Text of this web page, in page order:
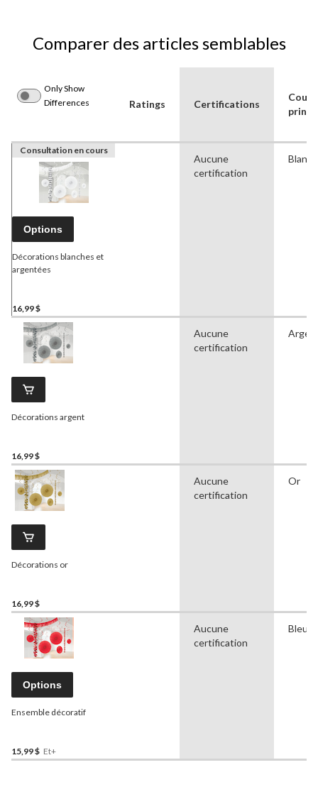
Comparer des articles semblables
Only Show
Differences
Ratings Certifications
Consultation en cours
Options
Décorations blanches et
argentées
16,99 $
Aucune
certification
Blanc
Décorations argent
16,99 $
Aucune
certification
Décorations or
16,99 $
Aucune
certification
Or
Options
Ensemble décoratif
15,99 $ Et+
Aucune
certification
Bleu